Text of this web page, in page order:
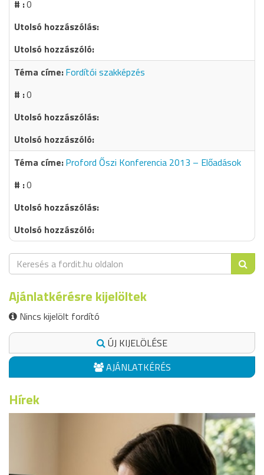
0
Fordítói szakképzés
0
Proford Őszi Konferencia 2013 – Előadások
0
Ajánlatkérésre kijelöltek
Nincs kijelölt fordító
ÚJ KIJELÖLÉSE
AJÁNLATKÉRÉS
Hírek